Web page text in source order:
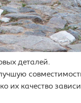
деталей.
их качество